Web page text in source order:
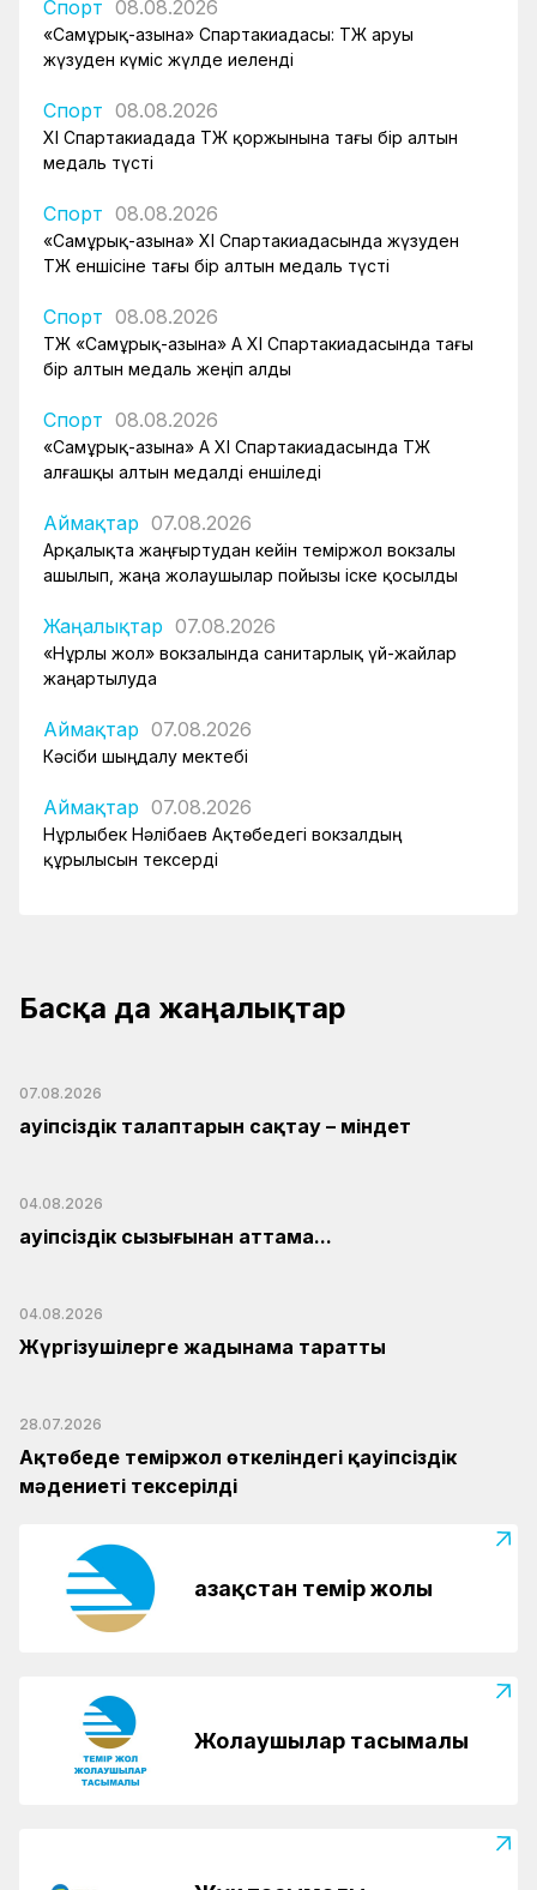
Спорт 08.08.2026
«Самұрық-Қазына» Спартакиадасы: ҚТЖ аруы
жүзуден күміс жүлде иеленді
Спорт 08.08.2026
XI Спартакиадада ҚТЖ қоржынына тағы бір алтын
медаль түсті
Спорт 08.08.2026
«Самұрық-Қазына» XI Спартакиадасында жүзуден
ҚТЖ еншісіне тағы бір алтын медаль түсті
Спорт 08.08.2026
ҚТЖ «Самұрық-Қазына» АҚ XI Спартакиадасында тағы
бір алтын медаль жеңіп алды
Спорт 08.08.2026
«Самұрық-Қазына» АҚ XI Спартакиадасында ҚТЖ
алғашқы алтын медалді еншіледі
Аймақтар 07.08.2026
Арқалықта жаңғыртудан кейін теміржол вокзалы
ашылып, жаңа жолаушылар пойызы іске қосылды
Жаңалықтар 07.08.2026
«Нұрлы жол» вокзалында санитарлық үй-жайлар
жаңартылуда
Аймақтар 07.08.2026
Кәсіби шыңдалу мектебі
Аймақтар 07.08.2026
Нұрлыбек Нәлібаев Ақтөбедегі вокзалдың
құрылысын тексерді
Басқа да жаңалықтар
07.08.2026
Қауіпсіздік талаптарын сақтау – міндет
04.08.2026
Қауіпсіздік сызығынан аттама...
04.08.2026
Жүргізушілерге жадынама таратты
28.07.2026
Ақтөбеде теміржол өткеліндегі қауіпсіздік
мәдениеті тексерілді
Қазақстан темір жолы
Жолаушылар тасымалы